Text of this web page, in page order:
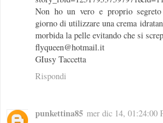
Non ho un vero e proprio
giorno di utilizzare una crema
morbida la pelle evitando che si
flyqueen@hotmail.it
GIusy Taccetta
Rispondi
punkettina85 mer dic 14, 01:24:00